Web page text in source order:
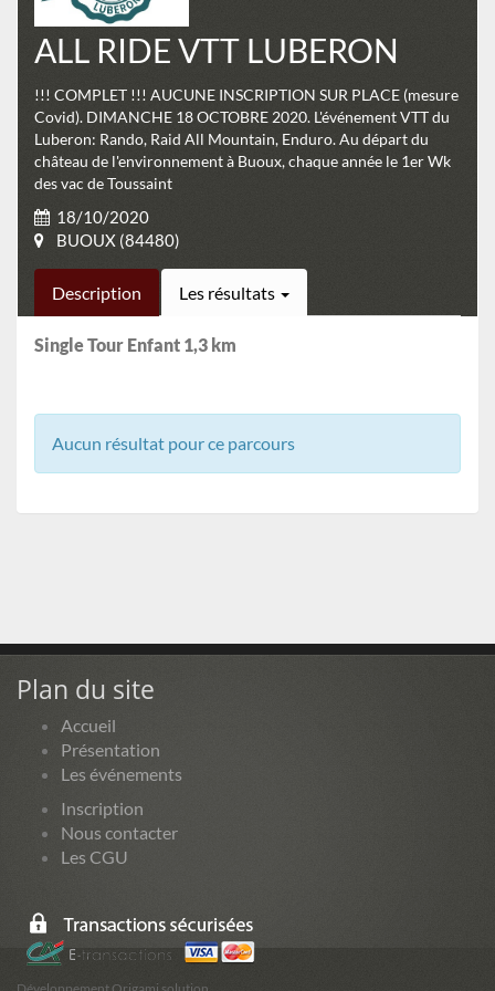
ALL RIDE VTT LUBERON
!!! COMPLET !!! AUCUNE INSCRIPTION SUR PLACE (mesure
Covid). DIMANCHE 18 OCTOBRE 2020. L'événement VTT du
Luberon: Rando, Raid All Mountain, Enduro. Au départ du
château de l'environnement à Buoux, chaque année le 1er Wk
des vac de Toussaint
18/10/2020
BUOUX (84480)
Description Les résultats
Single Tour Enfant 1,3 km
Aucun résultat pour ce parcours
Plan du site
Accueil
Présentation
Les événements
Inscription
Nous contacter
Les CGU